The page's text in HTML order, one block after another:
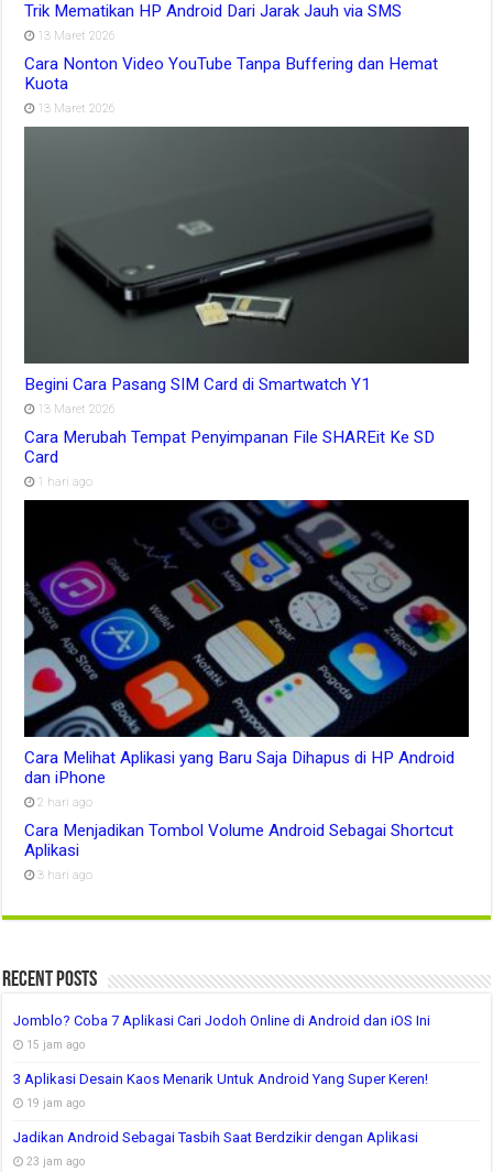
Trik Mematikan HP Android Dari Jarak Jauh via SMS
13 Maret 2026
Cara Nonton Video YouTube Tanpa Buffering dan Hemat
Kuota
13 Maret 2026
Begini Cara Pasang SIM Card di Smartwatch Y1
13 Maret 2026
Cara Merubah Tempat Penyimpanan File SHAREit Ke SD
Card
1 hari ago
Cara Melihat Aplikasi yang Baru Saja Dihapus di HP Android
dan iPhone
2 hari ago
Cara Menjadikan Tombol Volume Android Sebagai Shortcut
Aplikasi
3 hari ago
Recent Posts
Jomblo? Coba 7 Aplikasi Cari Jodoh Online di Android dan iOS Ini
15 jam ago
3 Aplikasi Desain Kaos Menarik Untuk Android Yang Super Keren!
19 jam ago
Jadikan Android Sebagai Tasbih Saat Berdzikir dengan Aplikasi
23 jam ago